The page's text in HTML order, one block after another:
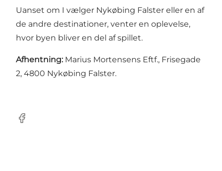
Uanset om I vælger Nykøbing Falster eller en af
de andre destinationer, venter en oplevelse,
hvor byen bliver en del af spillet.
Afhentning: Marius Mortensens Eftf., Frisegade
2, 4800 Nykøbing Falster.
Facebook